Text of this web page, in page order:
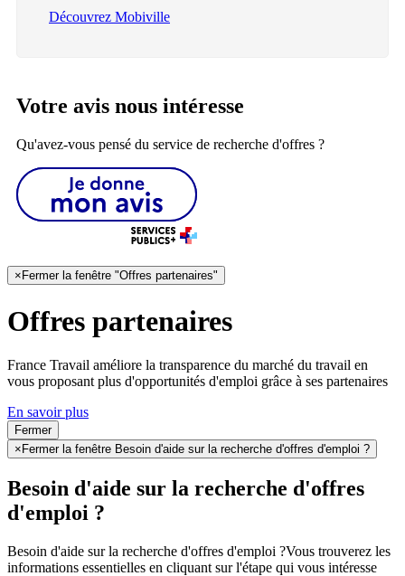
Découvrez Mobiville
Votre avis nous intéresse
Qu'avez-vous pensé du service de recherche d'offres ?
× Fermer la fenêtre "Offres partenaires"
Offres partenaires
France Travail améliore la transparence du marché du travail en
vous proposant plus d'opportunités d'emploi grâce à ses partenaires
En savoir plus
Fermer
× Fermer la fenêtre Besoin d'aide sur la recherche d'offres d'emploi ?
Besoin d'aide sur la recherche d'offres
d'emploi ?
Besoin d'aide sur la recherche d'offres d'emploi ?Vous trouverez les
informations essentielles en cliquant sur l'étape qui vous intéresse